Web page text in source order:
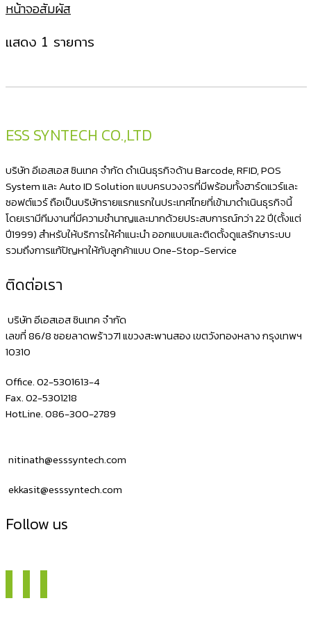
หน้าจอสัมผัส
แสดง 1 รายการ
ESS SYNTECH CO.,LTD
บริษัท อีเอสเอส ซินเทค จำกัด ดำเนินธุรกิจด้าน Barcode, RFID, POS
System และ Auto ID Solution แบบครบวงจรที่มีพร้อมทั้งฮาร์ดแวร์และ
ซอฟต์แวร์ ถือเป็นบริษัทรายแรกแรกในประเทศไทยที่เข้ามาดำเนินธุรกิจนี้
โดยเรามีทีมงานที่มีความชำนาญและมากด้วยประสบการณ์กว่า 22 ปี(ตั้งแต่
ปี1999) สำหรับให้บริการให้คำแนะนำ ออกแบบและติดตั้งดูแลรักษาระบบ
รวมถึงการแก้ปัญหาให้กับลูกค้าแบบ One-Stop-Service
ติดต่อเรา
บริษัท อีเอสเอส ซินเทค จำกัด
เลขที่ 86/8 ซอยลาดพร้าว71 แขวงสะพานสอง เขตวังทองหลาง กรุงเทพฯ
10310
Office. 02-5301613-4
Fax. 02-5301218
HotLine. 086-300-2789
nitinath@esssyntech.com
ekkasit@esssyntech.com
Follow us